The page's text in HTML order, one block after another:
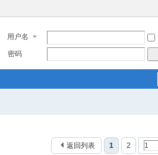
用户名
密码
1 2
返回列表